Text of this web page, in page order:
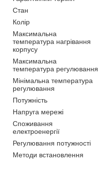
Стан
Колір
Максимальна
температура нагрівання
корпусу
Максимальна
температура регулювання
Мінімальна температура
регулювання
Потужність
Напруга мережі
Споживання
електроенергії
Регулювання потужності
Методи встановлення